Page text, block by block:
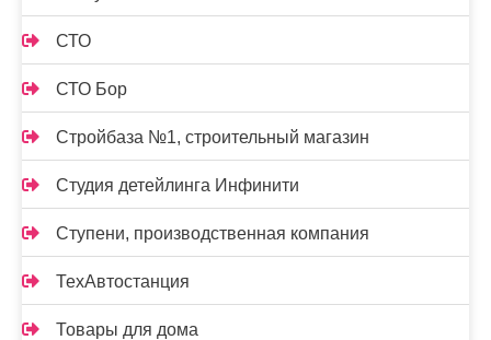
СТО
СТО Бор
Стройбаза №1, строительный магазин
Студия детейлинга Инфинити
Ступени, производственная компания
ТехАвтостанция
Товары для дома